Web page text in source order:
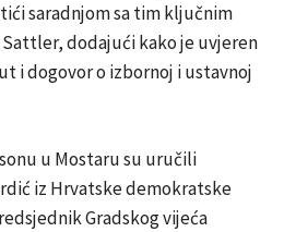
saradnjom sa tim ključnim
dodajući kako je uvjeren
i dogovor o izbornoj i ustavnoj
u Mostaru su uručili
iz Hrvatske demokratske
Gradskog vijeća